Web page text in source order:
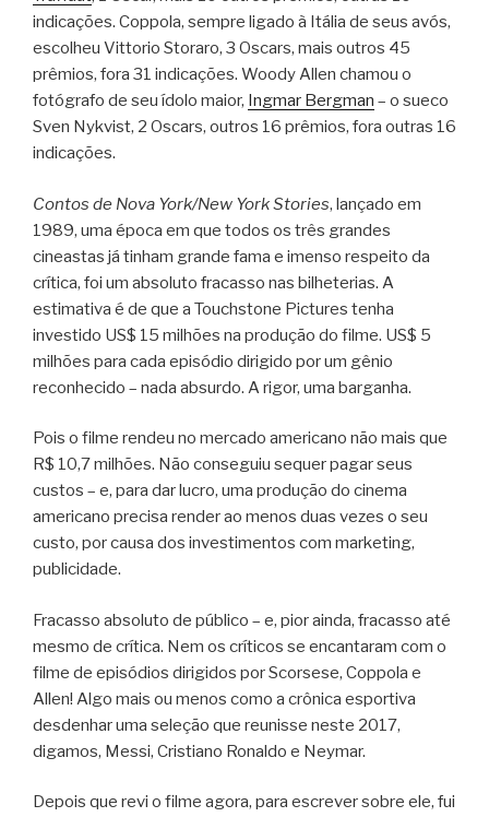
indicações. Coppola, sempre ligado à Itália de seus avós,
escolheu Vittorio Storaro, 3 Oscars, mais outros 45
prêmios, fora 31 indicações. Woody Allen chamou o
fotógrafo de seu ídolo maior, Ingmar Bergman – o sueco
Sven Nykvist, 2 Oscars, outros 16 prêmios, fora outras 16
indicações.
Contos de Nova York/New York Stories, lançado em
1989, uma época em que todos os três grandes
cineastas já tinham grande fama e imenso respeito da
crítica, foi um absoluto fracasso nas bilheterias. A
estimativa é de que a Touchstone Pictures tenha
investido US$ 15 milhões na produção do filme. US$ 5
milhões para cada episódio dirigido por um gênio
reconhecido – nada absurdo. A rigor, uma barganha.
Pois o filme rendeu no mercado americano não mais que
R$ 10,7 milhões. Não conseguiu sequer pagar seus
custos – e, para dar lucro, uma produção do cinema
americano precisa render ao menos duas vezes o seu
custo, por causa dos investimentos com marketing,
publicidade.
Fracasso absoluto de público – e, pior ainda, fracasso até
mesmo de crítica. Nem os críticos se encantaram com o
filme de episódios dirigidos por Scorsese, Coppola e
Allen! Algo mais ou menos como a crônica esportiva
desdenhar uma seleção que reunisse neste 2017,
digamos, Messi, Cristiano Ronaldo e Neymar.
Depois que revi o filme agora, para escrever sobre ele, fui